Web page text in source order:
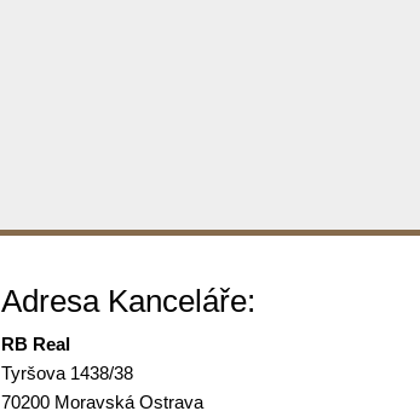
Adresa Kanceláře:
RB Real
Tyršova 1438/38
70200 Moravská Ostrava